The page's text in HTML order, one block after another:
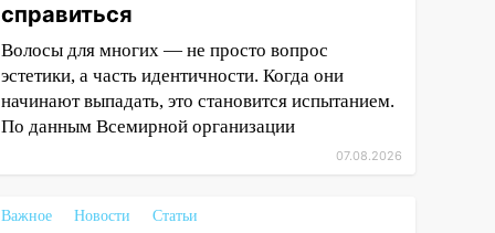
справиться
Волосы для многих — не просто вопрос
эстетики, а часть идентичности. Когда они
начинают выпадать, это становится испытанием.
По данным Всемирной организации
07.08.2026
Важное Новости Статьи